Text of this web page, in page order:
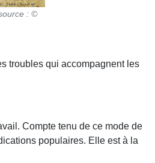
: ©
troubles qui accompagnent les
Compte tenu de ce mode de
populaires. Elle est à la